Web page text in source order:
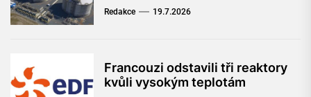
Redakce 19.7.2026
Francouzi odstavili tři reaktory
kvůli vysokým teplotám